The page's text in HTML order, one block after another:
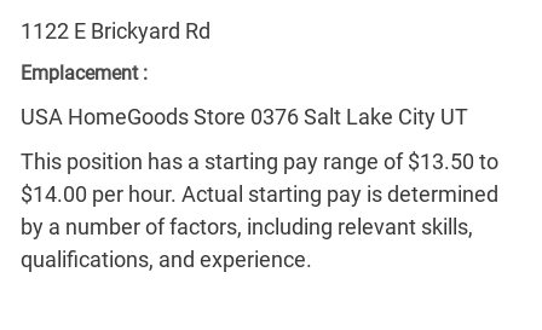
1122 E Brickyard Rd
Emplacement :
USA HomeGoods Store 0376 Salt Lake City UT
This position has a starting pay range of $13.50 to
$14.00 per hour. Actual starting pay is determined
by a number of factors, including relevant skills,
qualifications, and experience.